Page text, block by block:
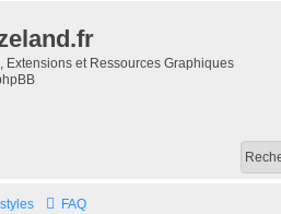
Extensions et Ressources Graphiques
FAQ